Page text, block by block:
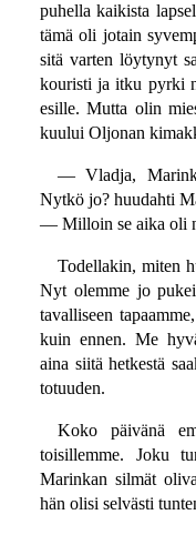
puhella kaikista
tämä oli jotain
sitä varten löytynyt
kouristi ja itku pyrki
esille. Mutta olin
kuului Oljonan
— Vladja,
Nytkö jo? huudahti
— Milloin se aika oli
Todellakin, miten
Nyt olemme jo
tavalliseen
kuin ennen. Me
aina siitä hetkestä
totuuden.
Koko päivänä
toisillemme. Joku
Marinkan silmät
hän olisi selvästi